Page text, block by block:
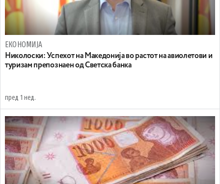
ЕКОНОМИЈА
Николоски: Успехот на Македонија во растот на авиолетови и
туризам препознаен од Светска банка
пред 1 нед.